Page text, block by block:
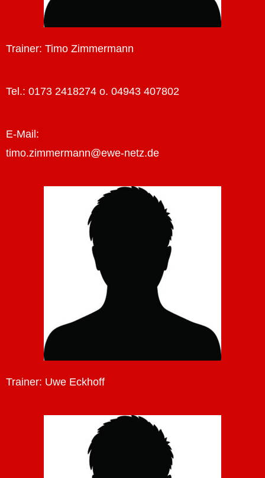
Trainer: Timo Zimmermann
Tel.: 0173 2418274 o. 04943 407802
E-Mail:
timo.zimmermann@ewe-netz.de
Trainer: Uwe Eckhoff